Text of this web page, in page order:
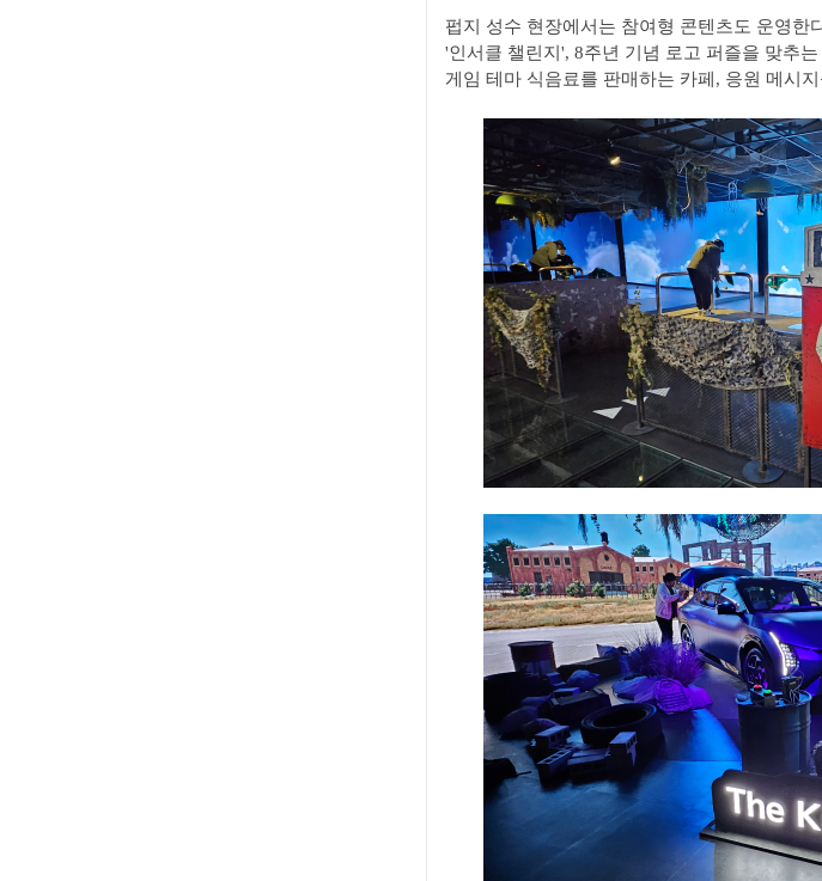
펍지 성수 현장에서는 참여형 콘텐츠도 운영한
'인서클 챌린지', 8주년 기념 로고 퍼즐을 맞추
게임 테마 식음료를 판매하는 카페, 응원 메시